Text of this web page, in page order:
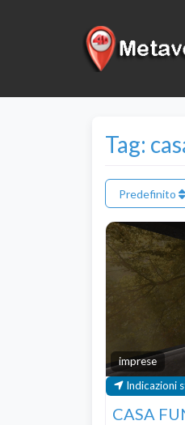
Tag:
Predefinito
imprese
Indicazioni
CASA